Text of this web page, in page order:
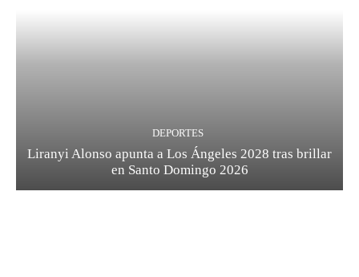
DEPORTES
Liranyi Alonso apunta a Los Ángeles 2028 tras brillar
en Santo Domingo 2026